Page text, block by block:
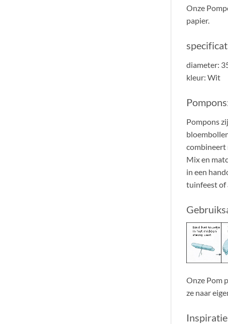
Onze
papier.
diameter:
kleur: Wit
Pompons
combineert
Mix en
in een
tuinfeest of
Onze Pom
ze naar